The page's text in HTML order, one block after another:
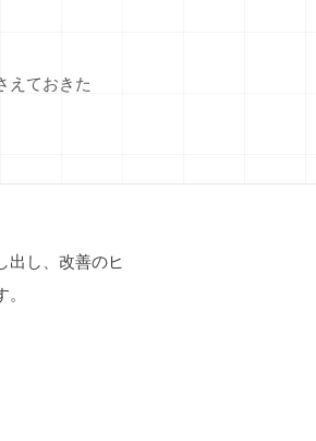
えておきた
出し、改善のヒ